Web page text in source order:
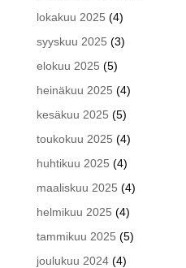
lokakuu 2025 (4)
syyskuu 2025 (3)
elokuu 2025 (5)
heinäkuu 2025 (4)
kesäkuu 2025 (5)
toukokuu 2025 (4)
huhtikuu 2025 (4)
maaliskuu 2025 (4)
helmikuu 2025 (4)
tammikuu 2025 (5)
joulukuu 2024(4)